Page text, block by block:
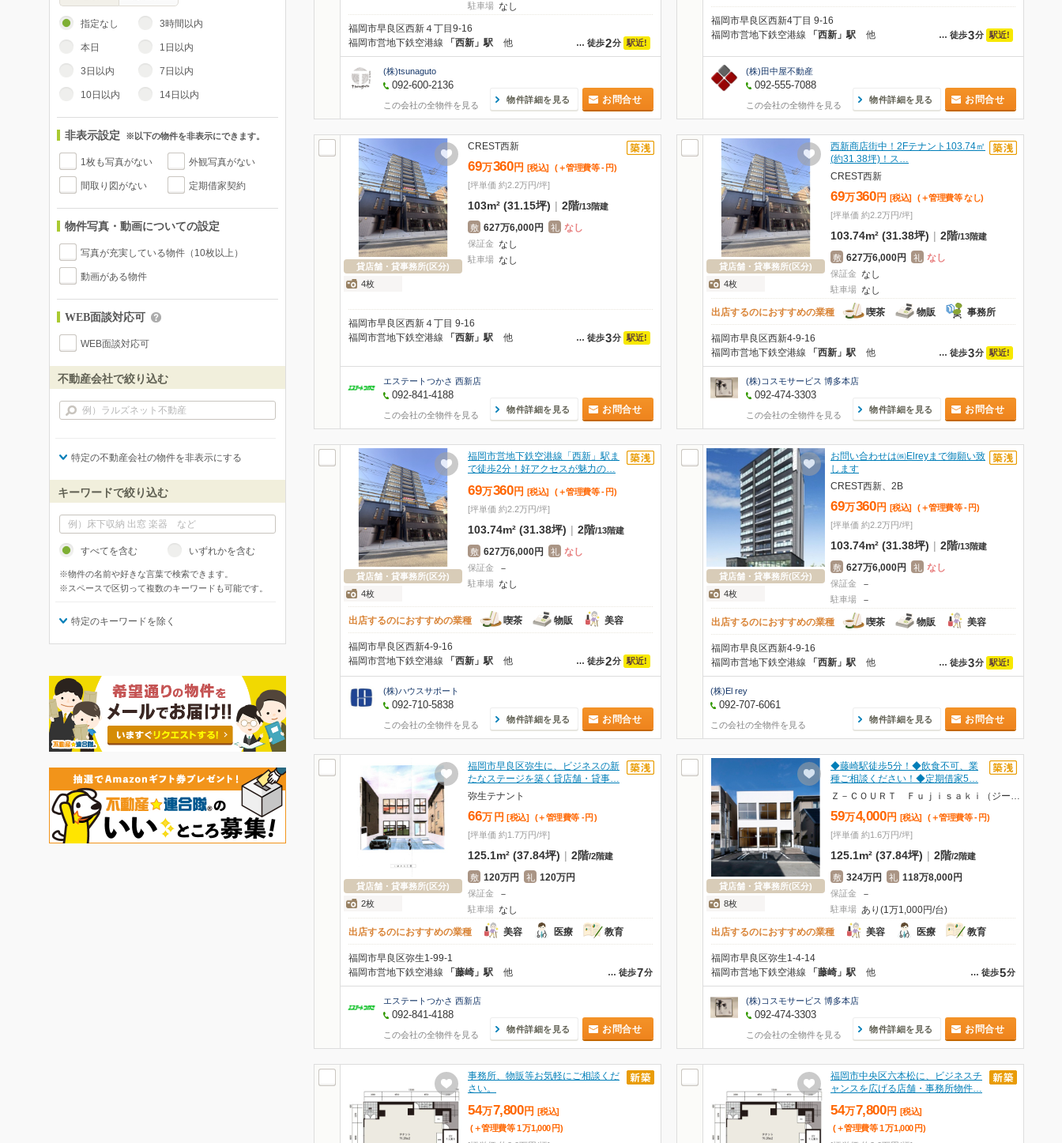
指定なし 3時間以内
本日 1日以内
3日以内 7日以内
10日以内 14日以内
非表示設定 ※以下の物件を非表示にできます。
1枚も写真がない 外観写真がない
間取り図がない 定期借家契約
物件写真・動画についての設定
写真が充実している物件（10枚以上）
動画がある物件
WEB面談対応可
WEB面談対応可
不動産会社で絞り込む
特定の不動産会社の物件を非表示にする
キーワードで絞り込む
すべてを含む いずれかを含む
※物件の名前や好きな言葉で検索できます。
※スペースで区切って複数のキーワードも可能です。
特定のキーワードを除く
駐車場 なし
福岡市早良区西新４丁目9-16
… 徒歩2分 駅近!
福岡市営地下鉄空港線 「西新」駅 他
(株)tsunaguto
092-600-2136
この会社の全物件を見る
物件詳細を見る お問合せ
福岡市早良区西新4丁目 9-16
… 徒歩3分 駅近!
福岡市営地下鉄空港線 「西新」駅 他
(株)田中屋不動産
092-555-7088
この会社の全物件を見る
物件詳細を見る お問合せ
貸店舗・貸事務所(区分)
4枚
CREST西新
69万360 円 [税込] (＋管理費等 - 円)
[坪単価 約2.2万円/坪]
103m² (31.15坪) | 2階/13階建
敷 627万6,000円 礼 なし
保証金 なし
駐車場 なし
福岡市早良区西新４丁目 9-16
… 徒歩3分 駅近!
福岡市営地下鉄空港線 「西新」駅 他
エステートつかさ 西新店
092-841-4188
この会社の全物件を見る
物件詳細を見る お問合せ
貸店舗・貸事務所(区分)
4枚
西新商店街中！2Fテナント103.74㎡
(約31.38坪)！ス…
CREST西新
69万360 円 [税込] (＋管理費等 なし)
[坪単価 約2.2万円/坪]
103.74m² (31.38坪) | 2階/13階建
敷 627万6,000円 礼 なし
保証金 なし
駐車場 なし
出店するのにおすすめの業種
喫茶 物販 事務所
福岡市早良区西新4-9-16
… 徒歩3分 駅近!
福岡市営地下鉄空港線 「西新」駅 他
(株)コスモサービス 博多本店
092-474-3303
この会社の全物件を見る
物件詳細を見る お問合せ
貸店舗・貸事務所(区分)
4枚
福岡市営地下鉄空港線「西新」駅ま
で徒歩2分！好アクセスが魅力の…
69万360 円 [税込] (＋管理費等 - 円)
[坪単価 約2.2万円/坪]
103.74m² (31.38坪) | 2階/13階建
敷 627万6,000円 礼 なし
保証金 －
駐車場 なし
出店するのにおすすめの業種 喫茶 物販 美容
福岡市早良区西新4-9-16
… 徒歩2分 駅近!
福岡市営地下鉄空港線 「西新」駅 他
(株)ハウスサポート
092-710-5838
この会社の全物件を見る
物件詳細を見る お問合せ
貸店舗・貸事務所(区分)
4枚
お問い合わせは㈱Elreyまで御願い致
します
CREST西新、2B
69万360 円 [税込] (＋管理費等 - 円)
[坪単価 約2.2万円/坪]
103.74m² (31.38坪) | 2階/13階建
敷 627万6,000円 礼 なし
保証金 －
駐車場
－
出店するのにおすすめの業種
喫茶 物販 美容
福岡市早良区西新4-9-16
… 徒歩3分 駅近!
福岡市営地下鉄空港線 「西新」駅 他
(株)El rey
092-707-6061
この会社の全物件を見る
物件詳細を見る お問合せ
貸店舗・貸事務所(区分)
2枚
福岡市早良区弥生に、ビジネスの新
たなステージを築く貸店舗・貸事…
弥生テナント
66万 円 [税込] (＋管理費等 - 円 )
[坪単価 約1.7万円/坪]
125.1m² (37.84坪) | 2階/2階建
敷 120万円 礼 120万円
保証金 －
駐車場 なし
出店するのにおすすめの業種
美容 医療 教育
福岡市早良区弥生1-99-1
… 徒歩7分
福岡市営地下鉄空港線 「藤崎」駅 他
エステートつかさ 西新店
092-841-4188
この会社の全物件を見る
物件詳細を見る お問合せ
貸店舗・貸事務所(区分)
8枚
◆藤崎駅徒歩5分！◆飲食不可、業
種ご相談ください！◆定期借家5…
Ｚ－ＣＯＵＲＴ Ｆｕｊｉｓａｋｉ（ジーコートフジサキ）
59万4,000 円 [税込] (＋管理費等 - 円)
[坪単価 約1.6万円/坪]
125.1m² (37.84坪) | 2階/2階建
敷 324万円 礼 118万8,000円
保証金 －
駐車場 あり(1万1,000円/台)
出店するのにおすすめの業種
美容 医療 教育
福岡市早良区弥生1-4-14
… 徒歩5分
福岡市営地下鉄空港線 「藤崎」駅 他
(株)コスモサービス 博多本店
092-474-3303
この会社の全物件を見る
物件詳細を見る お問合せ
事務所、物販等お気軽にご相談くだ
さい。
54万7,800 円 [税込]
(＋管理費等 1万1,000 円)
福岡市中央区六本松に、ビジネスチ
ャンスを広げる店舗・事務所物件…
54万7,800 円 [税込]
(＋管理費等 1万1,000 円)